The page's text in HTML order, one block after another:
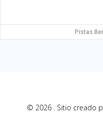
Pistas
© 2026 . Sitio creado